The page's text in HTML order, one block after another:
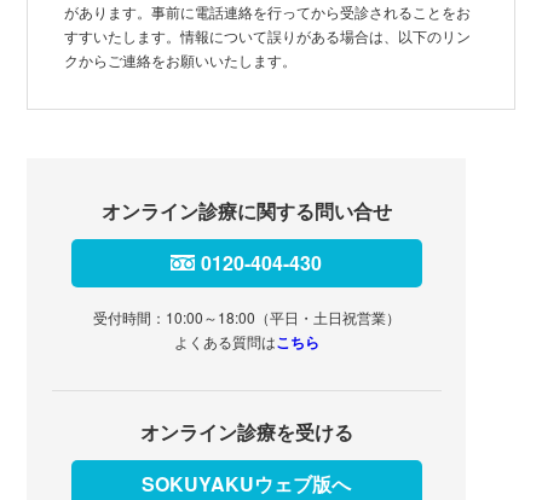
があります。事前に電話連絡を行ってから受診されることをお
すすいたします。情報について誤りがある場合は、以下のリン
クからご連絡をお願いいたします。
オンライン診療に関する問い合せ
0120-404-430
受付時間：10:00～18:00（平日・土日祝営業）
よくある質問はこちら
オンライン診療を受ける
SOKUYAKUウェブ版へ